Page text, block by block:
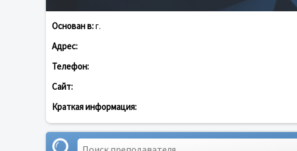
Основан в:г.
Адрес:
Телефон:
Сайт:
Краткая информация: